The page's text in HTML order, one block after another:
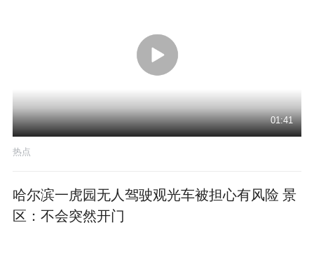
01:41
热点
哈尔滨一虎园无人驾驶观光车被担心有风险 景
区：不会突然开门